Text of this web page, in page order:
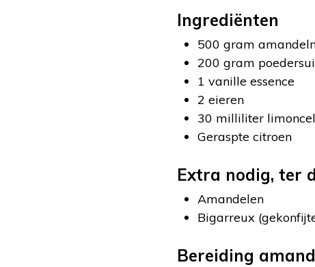
Ingrediënten
500 gram
200 gram
1 vanille essence
2 eieren
30 milliliter
Geraspte citroen
Extra nodig, ter
Amandelen
Bigarreux
Bereiding